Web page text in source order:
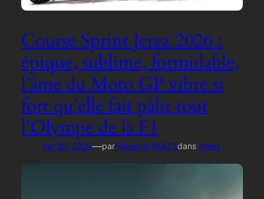
Course Sprint Jerez 2026 :
épique, sublime, formidable,
l’âme du Moto GP vibre si
fort qu’elle fait pâlir tout
l’Olympe de la F1
Avr 25, 2026—parHyperion KEATSdans News